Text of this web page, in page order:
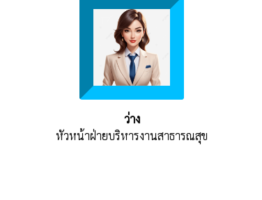
ว่าง
หัวหน้าฝ่ายบริหารงานสาธารณสุข